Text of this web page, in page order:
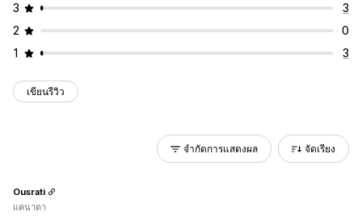
3
3
2
0
1
3
เขียนรีวิว
จำกัดการแสดงผล จัดเรียง
Ousrati
แคนาดา